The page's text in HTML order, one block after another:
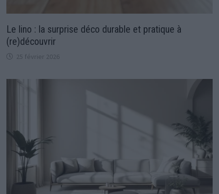
Le lino : la surprise déco durable et pratique à
(re)découvrir
25 février 2026